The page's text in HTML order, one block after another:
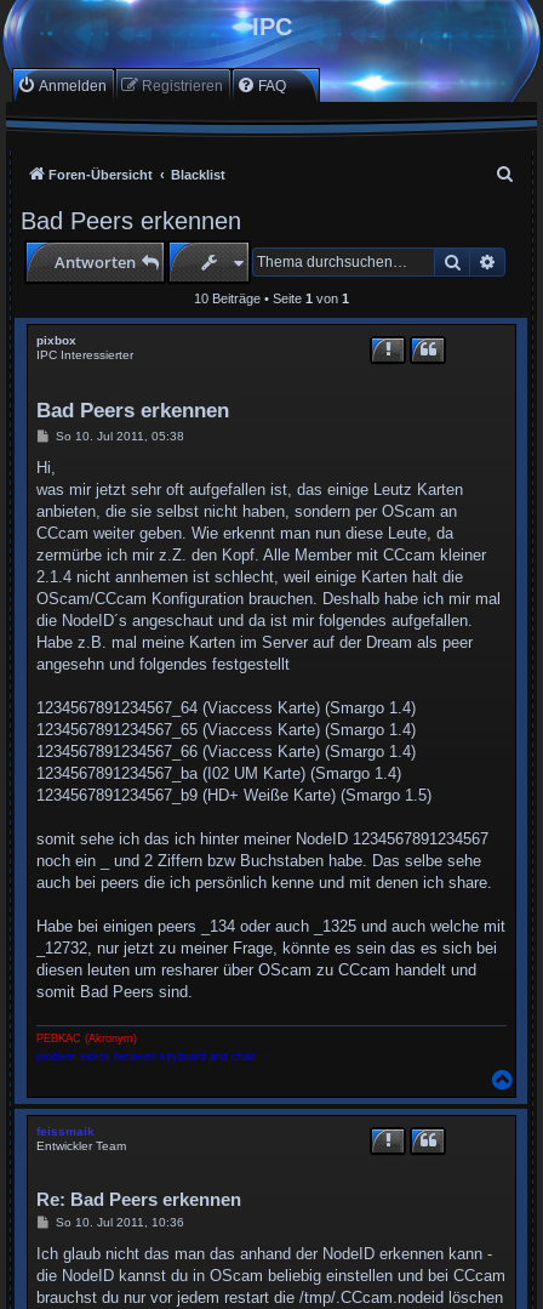
IPC
Anmelden Registrieren FAQ
Foren-Übersicht Blacklist
Bad Peers erkennen
Antworten Suche
10 Beiträge • Seite 1 von 1
pixbox
IPC Interessierter
Bad Peers erkennen
B
t
r
a
So 10. Jul 2011, 05:38
Hi,
was mir jetzt sehr oft aufgefallen ist, das einige Leutz Karten
anbieten, die sie selbst nicht haben, sondern per OScam an
CCcam weiter geben. Wie erkennt man nun diese Leute, da
zermürbe ich mir z.Z. den Kopf. Alle Member mit CCcam kleiner
2.1.4 nicht annhemen ist schlecht, weil einige Karten halt die
OScam/CCcam Konfiguration brauchen. Deshalb habe ich mir mal
die NodeID´s angeschaut und da ist mir folgendes aufgefallen.
Habe z.B. mal meine Karten im Server auf der Dream als peer
angesehn und folgendes festgestellt
1234567891234567_64 (Viaccess Karte) (Smargo 1.4)
1234567891234567_65 (Viaccess Karte) (Smargo 1.4)
1234567891234567_66 (Viaccess Karte) (Smargo 1.4)
1234567891234567_ba (I02 UM Karte) (Smargo 1.4)
1234567891234567_b9 (HD+ Weiße Karte) (Smargo 1.5)
somit sehe ich das ich hinter meiner NodeID 1234567891234567
noch ein _ und 2 Ziffern bzw Buchstaben habe. Das selbe sehe
auch bei peers die ich persönlich kenne und mit denen ich share.
Habe bei einigen peers _134 oder auch _1325 und auch welche mit
_12732, nur jetzt zu meiner Frage, könnte es sein das es sich bei
diesen leuten um resharer über OScam zu CCcam handelt und
somit Bad Peers sind.
PEBKAC (Akronym)
problem exists between keyboard and chair
c
feissmaik
Entwickler Team
Re: Bad Peers erkennen
B
i
r
a
So 10. Jul 2011, 10:36
Ich glaub nicht das man das anhand der NodeID erkennen kann -
die NodeID kannst du in OScam beliebig einstellen und bei CCcam
brauchst du nur vor jedem restart die /tmp/.CCcam.nodeid löschen